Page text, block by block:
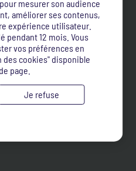
mesurer son audience
améliorer ses contenus,
expérience utilisateur.
pendant 12 mois. Vous
vos préférences en
des cookies" disponible
page.
Je refuse